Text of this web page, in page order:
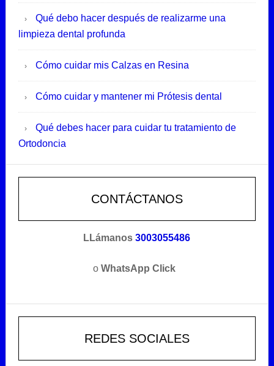
Qué debo hacer después de realizarme una
limpieza dental profunda
Cómo cuidar mis Calzas en Resina
Cómo cuidar y mantener mi Prótesis dental
Qué debes hacer para cuidar tu tratamiento de
Ortodoncia
CONTÁCTANOS
LLámanos3003055486
oWhatsApp Click
REDES SOCIALES